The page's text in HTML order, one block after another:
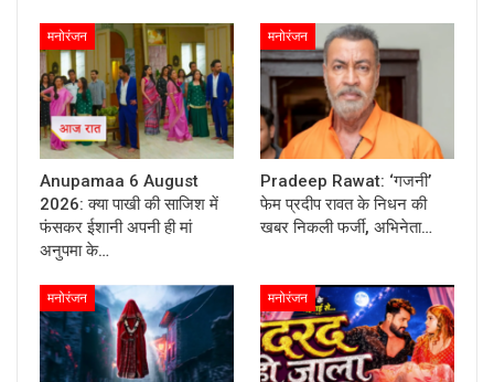
मनोरंजन
Anupamaa 6 August
2026: क्या पाखी की साजिश में
फंसकर ईशानी अपनी ही मां
अनुपमा के…
मनोरंजन
Pradeep Rawat: ‘गजनी’
फेम प्रदीप रावत के निधन की
खबर निकली फर्जी, अभिनेता…
मनोरंजन मनोरंजन